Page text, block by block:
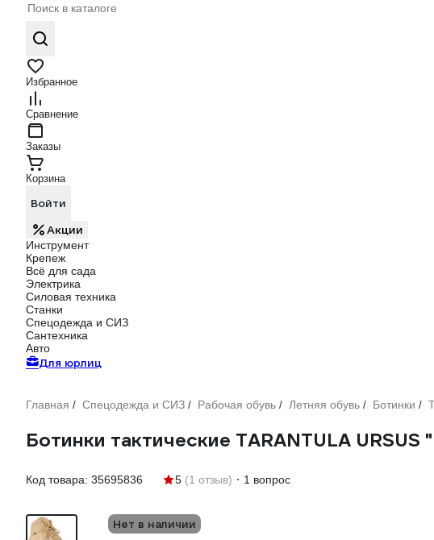
Избранное
Сравнение
Заказы
Корзина
Войти
Акции
Инструмент
Крепеж
Всё для сада
Электрика
Силовая техника
Станки
Спецодежда и СИЗ
Сантехника
Авто
Для юрлиц
Главная / Спецодежда и СИЗ / Рабочая обувь / Летняя обувь / Ботинки /
Ботинки тактические TARANTULA
Код товара: 35695836 5 (1 отзыв) 1 вопрос
Нет в наличии